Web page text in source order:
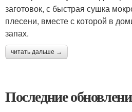
заготовок, с быстрая сушка
плесени, вместе с которой в
запах.
читать дальше →
Последние